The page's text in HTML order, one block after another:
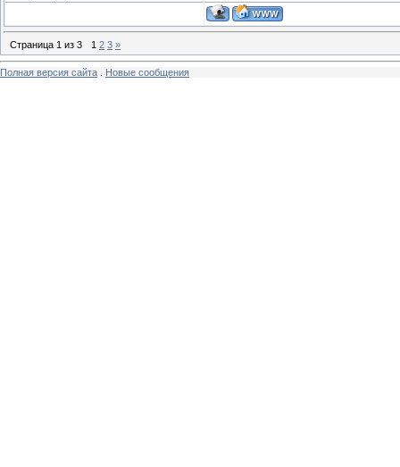
Страница 1 из 3 1 2 3 »
Полная версия сайта Новые сообщения